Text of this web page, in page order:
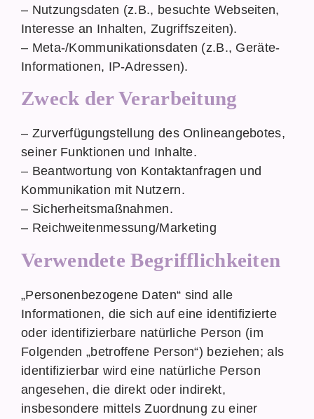
– Nutzungsdaten (z.B., besuchte Webseiten,
Interesse an Inhalten, Zugriffszeiten).
– Meta-/Kommunikationsdaten (z.B., Geräte-
Informationen, IP-Adressen).
Zweck der Verarbeitung
– Zurverfügungstellung des Onlineangebotes,
seiner Funktionen und Inhalte.
– Beantwortung von Kontaktanfragen und
Kommunikation mit Nutzern.
– Sicherheitsmaßnahmen.
– Reichweitenmessung/Marketing
Verwendete Begrifflichkeiten
„Personenbezogene Daten“ sind alle
Informationen, die sich auf eine identifizierte
oder identifizierbare natürliche Person (im
Folgenden „betroffene Person“) beziehen; als
identifizierbar wird eine natürliche Person
angesehen, die direkt oder indirekt,
insbesondere mittels Zuordnung zu einer